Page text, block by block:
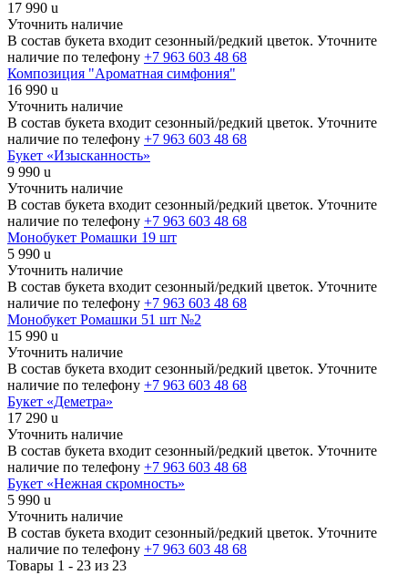
17 990 u
Уточнить наличие
В состав букета входит сезонный/редкий цветок. Уточните
наличие по телефону +7 963 603 48 68
Композиция "Ароматная симфония"
16 990 u
Уточнить наличие
В состав букета входит сезонный/редкий цветок. Уточните
наличие по телефону +7 963 603 48 68
Букет «Изысканность»
9 990 u
Уточнить наличие
В состав букета входит сезонный/редкий цветок. Уточните
наличие по телефону +7 963 603 48 68
Монобукет Ромашки 19 шт
5 990 u
Уточнить наличие
В состав букета входит сезонный/редкий цветок. Уточните
наличие по телефону +7 963 603 48 68
Монобукет Ромашки 51 шт №2
15 990 u
Уточнить наличие
В состав букета входит сезонный/редкий цветок. Уточните
наличие по телефону +7 963 603 48 68
Букет «Деметра»
17 290 u
Уточнить наличие
В состав букета входит сезонный/редкий цветок. Уточните
наличие по телефону +7 963 603 48 68
Букет «Нежная скромность»
5 990 u
Уточнить наличие
В состав букета входит сезонный/редкий цветок. Уточните
наличие по телефону +7 963 603 48 68
Товары 1 - 23 из 23